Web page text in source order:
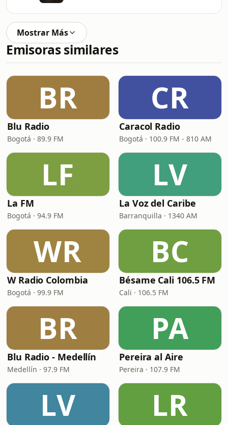
Mostrar Más
Emisoras similares
BR
Blu Radio
Bogotá · 89.9 FM
CR
Caracol Radio
Bogotá · 100.9 FM - 810 AM
LF
La FM
Bogotá · 94.9 FM
LV
La Voz del Caribe
Barranquilla · 1340 AM
WR
W Radio Colombia
Bogotá · 99.9 FM
BC
Bésame Cali 106.5 FM
Cali · 106.5 FM
BR
Blu Radio - Medellín
Medellín · 97.9 FM
PA
Pereira al Aire
Pereira · 107.9 FM
LV LR